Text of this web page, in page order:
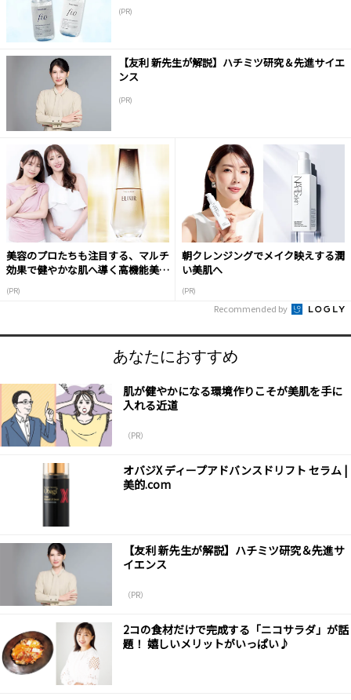
(PR)
【友利 新先生が解説】ハチミツ研究＆先進サイエ
ンス
(PR)
美容のプロたちも注目する、マルチ
効果で健やかな肌へ導く高機能美容
(PR)
朝クレンジングでメイク映えする潤
い美肌へ
(PR)
Recommended by
あなたにおすすめ
肌が健やかになる環境作りこそが美肌を手に
入れる近道
（PR）
オバジX ディープアドバンスドリフト セラム |
美的.com
【友利 新先生が解説】ハチミツ研究＆先進サ
イエンス
（PR）
2コの食材だけで完成する「ニコサラダ」が話
題！ 嬉しいメリットがいっぱい♪